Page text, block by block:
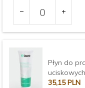
dla
produktu
2270
Płyn do
35,15 PLN